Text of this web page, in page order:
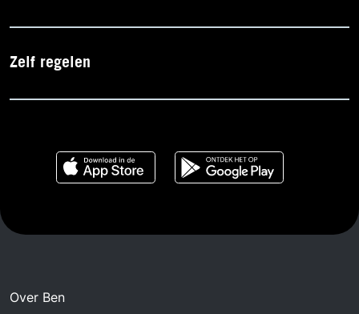
Zelf regelen
Over Ben